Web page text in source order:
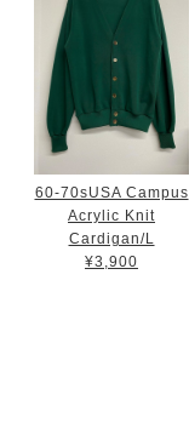
60-70sUSA Campus
Acrylic Knit
Cardigan/L
¥3,900